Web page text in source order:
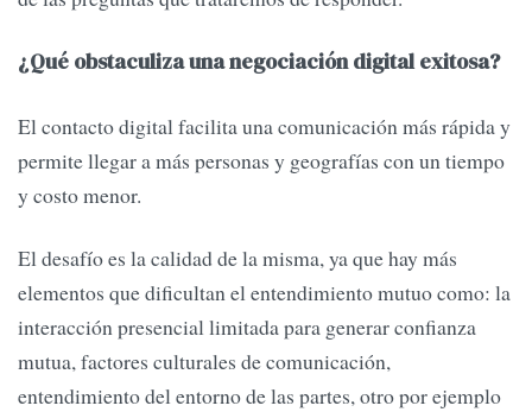
¿Qué obstaculiza una negociación digital exitosa?
El contacto digital facilita una comunicación más rápida y
permite llegar a más personas y geografías con un tiempo
y costo menor.
El desafío es la calidad de la misma, ya que hay más
elementos que dificultan el entendimiento mutuo como: la
interacción presencial limitada para generar confianza
mutua, factores culturales de comunicación,
entendimiento del entorno de las partes, otro por ejemplo